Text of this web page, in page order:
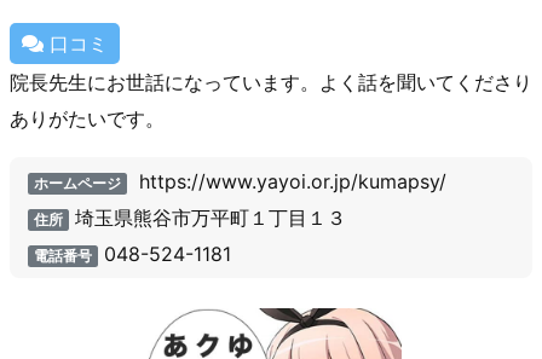
口コミ
院長先生にお世話になっています。よく話を聞いてくださり
ありがたいです。
ホームページ https://www.yayoi.or.jp/kumapsy/
住所 埼玉県熊谷市万平町１丁目１３
電話番号 048-524-1181